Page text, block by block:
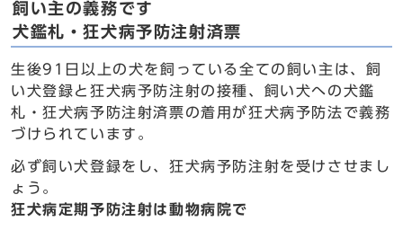
飼い主の義務です
犬鑑札・狂犬病予防注射済票
生後91日以上の犬を飼っている全ての飼い主は、飼
い犬登録と狂犬病予防注射の接種、飼い犬への犬鑑
札・狂犬病予防注射済票の着用が狂犬病予防法で義務
づけられています。
必ず飼い犬登録をし、狂犬病予防注射を受けさせまし
ょう。
狂犬病定期予防注射は動物病院で